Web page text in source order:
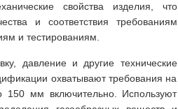
свойства изделия, что
и соответствия требованиям
и тестированиям.
давление и другие технические
охватывают требования на
мм включительно. Используют